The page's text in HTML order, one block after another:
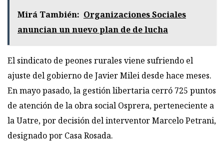
Mirá También: Organizaciones Sociales
anuncian un nuevo plan de de lucha
El sindicato de peones rurales viene sufriendo el
ajuste del gobierno de Javier Milei desde hace meses.
En mayo pasado, la gestión libertaria cerró 725 puntos
de atención de la obra social Osprera, perteneciente a
la Uatre, por decisión del interventor Marcelo Petrani,
designado por Casa Rosada.